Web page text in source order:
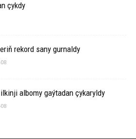
çykdy
rekord sany gurnaldy
albomy gaýtadan çykaryldy